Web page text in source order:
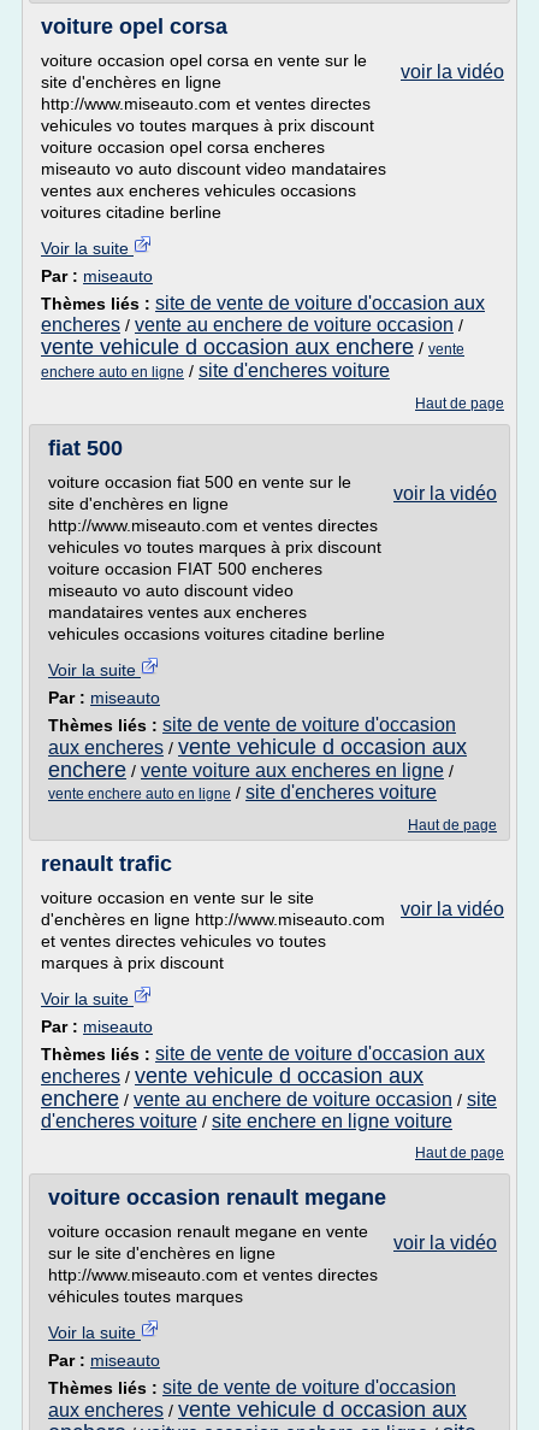
voiture opel corsa
voir la vidéo
voiture occasion opel corsa en vente sur le
site d'enchères en ligne
http://www.miseauto.com et ventes directes
vehicules vo toutes marques à prix discount
voiture occasion opel corsa encheres
miseauto vo auto discount video mandataires
ventes aux encheres vehicules occasions
voitures citadine berline
Voir la suite
Par : miseauto
Thèmes liés : site de vente de voiture d'occasion aux
encheres / vente au enchere de voiture occasion /
vente vehicule d occasion aux enchere / vente
enchere auto en ligne / site d'encheres voiture
Haut de page
fiat 500
voir la vidéo
voiture occasion fiat 500 en vente sur le
site d'enchères en ligne
http://www.miseauto.com et ventes directes
vehicules vo toutes marques à prix discount
voiture occasion FIAT 500 encheres
miseauto vo auto discount video
mandataires ventes aux encheres
vehicules occasions voitures citadine berline
Voir la suite
Par : miseauto
Thèmes liés : site de vente de voiture d'occasion
aux encheres / vente vehicule d occasion aux
enchere / vente voiture aux encheres en ligne /
vente enchere auto en ligne / site d'encheres voiture
Haut de page
renault trafic
voir la vidéo
voiture occasion en vente sur le site
d'enchères en ligne http://www.miseauto.com
et ventes directes vehicules vo toutes
marques à prix discount
Voir la suite
Par : miseauto
Thèmes liés : site de vente de voiture d'occasion aux
encheres / vente vehicule d occasion aux
enchere / vente au enchere de voiture occasion / site
d'encheres voiture / site enchere en ligne voiture
Haut de page
voiture occasion renault megane
voir la vidéo
voiture occasion renault megane en vente
sur le site d'enchères en ligne
http://www.miseauto.com et ventes directes
véhicules toutes marques
Voir la suite
Par : miseauto
Thèmes liés : site de vente de voiture d'occasion
aux encheres / vente vehicule d occasion aux